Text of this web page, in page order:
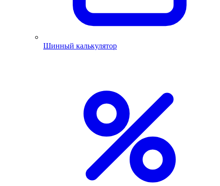
Шинный калькулятор